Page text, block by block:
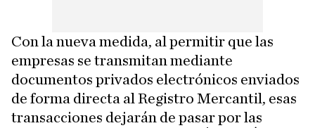
Con la nueva medida, al permitir que las
empresas se transmitan mediante
documentos privados electrónicos enviados
de forma directa al Registro Mercantil, esas
transacciones dejarán de pasar por las